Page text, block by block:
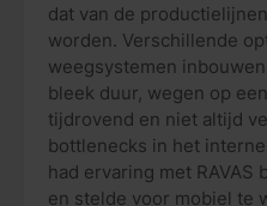
dat van de
worden. Verschillende
weegsystemen
bleek duur, wegen op
tijdrovend en niet altijd
bottlenecks in het
had ervaring met
en stelde voor mobiel te